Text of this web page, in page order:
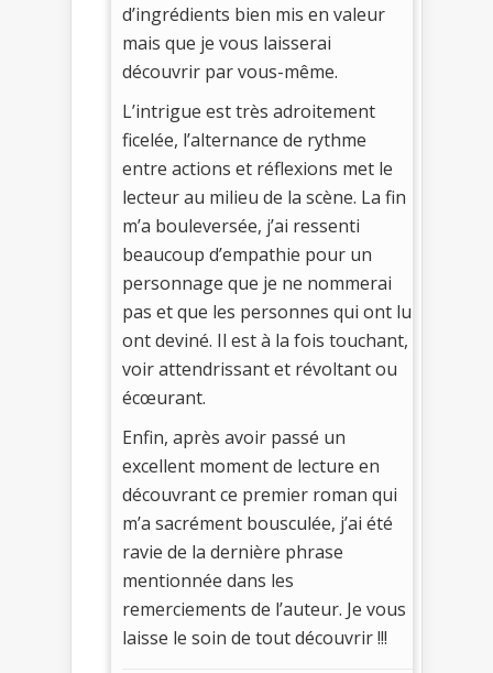
d’ingrédients bien mis en valeur
mais que je vous laisserai
découvrir par vous-même.
L’intrigue est très adroitement
ficelée, l’alternance de rythme
entre actions et réflexions met le
lecteur au milieu de la scène. La fin
m’a bouleversée, j’ai ressenti
beaucoup d’empathie pour un
personnage que je ne nommerai
pas et que les personnes qui ont lu
ont deviné. Il est à la fois touchant,
voir attendrissant et révoltant ou
écœurant.
Enfin, après avoir passé un
excellent moment de lecture en
découvrant ce premier roman qui
m’a sacrément bousculée, j’ai été
ravie de la dernière phrase
mentionnée dans les
remerciements de l’auteur. Je vous
laisse le soin de tout découvrir !!!